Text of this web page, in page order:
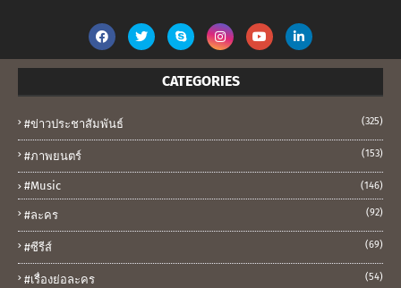
CATEGORIES
#ข่าวประชาสัมพันธ์ (325)
#ภาพยนตร์ (153)
#music (146)
#ละคร (92)
#ซีรีส์ (69)
#เรื่องย่อละคร (54)